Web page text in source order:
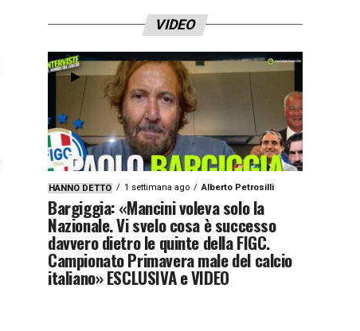
VIDEO
HANNO DETTO 1 settimana ago Alberto Petrosilli
Bargiggia: «Mancini voleva solo la
Nazionale. Vi svelo cosa è successo
davvero dietro le quinte della FIGC.
Campionato Primavera male del calcio
italiano» ESCLUSIVA e VIDEO